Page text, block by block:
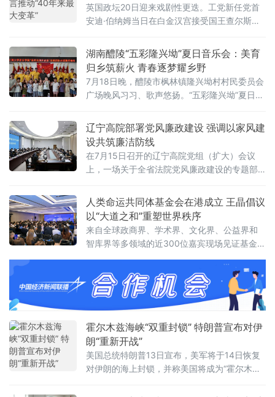
英国政坛20日迎来戏剧性更迭。工党新任党首
安迪·伯纳姆当日在白金汉宫接受国王查尔斯三
首相斯塔默于当天早些时候辞去首相职务。伯
纳姆就任后数小时内即完成新一届内阁组建，
多项人事任命出人意料，被视为其开启政治新
时代的明确信号。前国防大臣“爆冷”执掌财政根
据首相办公室发布的人事通报，最受瞩目的财
上
湖南醴陵“五彩隆兴坳”夏日音乐会：美育
归乡筑薪火 青春逐梦耀乡野
7月18日晚，醴陵市枫林镇隆兴坳村村民委员会
广场晚风习习、歌声悠扬。“五彩隆兴坳”夏日音
益实践团暑期“三下乡”社会实践的成果集中展
演，也是本土青年学成归乡、以美育人、薪火
相传的一次深情回馈，更是株洲市文联、湖南
工商大学落实省文联"村歌嘹亮"主题活动以及省
市艺教融合工作的一项重要举措。株洲市文联
辽宁高院部署党风廉政建设 强调以家风建
设共筑廉洁防线
在7月15日召开的辽宁高院党组（扩大）会议
上，一场关于全省法院党风廉政建设的专题部
庭家教家风建设”列为重点议题之一，明确推动
院家共建，以家风促廉风，共筑廉洁防线。会
议对当前全省法院党风廉政建设面临的形势进
行了分析，指出要清醒认识严峻挑战，发扬自
我革命精神，聚焦“五个过硬”，教育引导干警砺
初心、铸法魂、明法纪、固底线，着力
人类命运共同体基金会在港成立 王晶倡议
以“大道之和”重塑世界秩序
来自全球政商界、学术界、文化界、公益界和
智库界等多领域的近300位嘉宾现场见证基金会
王晶以《开启新轴心时代》为题发表主旨演
讲，她指出，人类社会历经数千年演进，科技
生产力与物质财富实现跨越式增长，但和平、
发展、安全、信
霍尔木兹海峡“双重封锁” 特朗普宣布对伊
朗“重新开战”
美国总统特朗普13日宣布，美军将于14日恢复
对伊朗的海上封锁，并称美国将成为“霍尔木兹